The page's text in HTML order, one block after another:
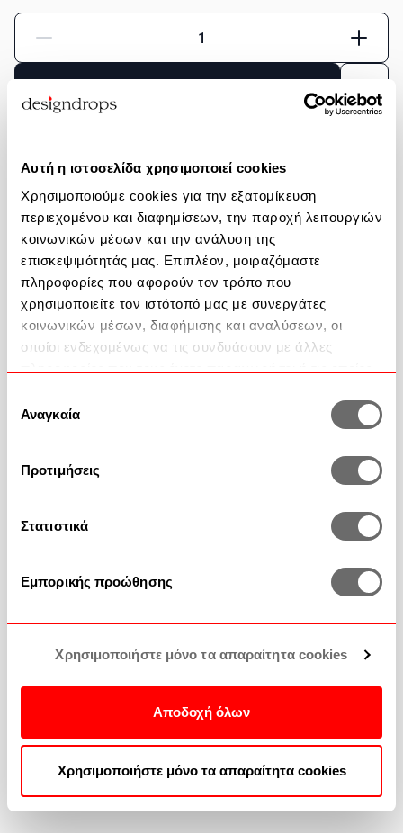
Αυτή η ιστοσελίδα χρησιμοποιεί cookies
Χρησιμοποιούμε cookies για την εξατομίκευση
περιεχομένου και διαφημίσεων, την παροχή λειτουργιών
κοινωνικών μέσων και την ανάλυση της
επισκεψιμότητάς μας. Επιπλέον, μοιραζόμαστε
πληροφορίες που αφορούν τον τρόπο που
χρησιμοποιείτε τον ιστότοπό μας με συνεργάτες
κοινωνικών μέσων, διαφήμισης και αναλύσεων, οι
οποίοι ενδεχομένως να τις συνδυάσουν με άλλες
των υπηρεσιών τους.
συγκατάθεσης
Αναγκαία
Προτιμήσεις
Στατιστικά
Εμπορικής προώθησης
Χρησιμοποιήστε μόνο τα απαραίτητα cookies
Αποδοχή όλων
Χρησιμοποιήστε μόνο τα απαραίτητα cookies
Quantity
Product Description
Help
2351 100 200
Contact
Shipping methods
How to buy